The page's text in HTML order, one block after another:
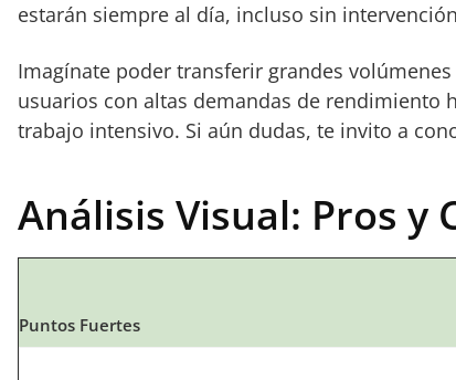
estarán siempre al día, incluso sin
Imagínate poder transferir grandes
usuarios con altas demandas de rendimiento
trabajo intensivo. Si aún dudas, te invito a
Análisis Visual: Pros y
Puntos Fuertes